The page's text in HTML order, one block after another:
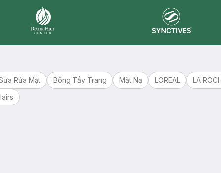
Rửa Mặt Bông Tẩy Trang Mặt Nạ LOREAL LA